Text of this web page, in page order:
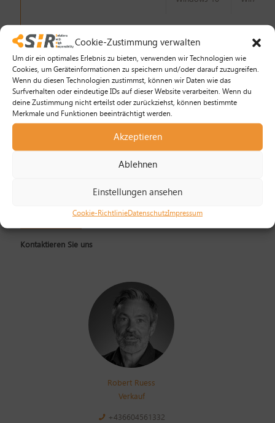
Cookie-Zustimmung verwalten
Um dir ein optimales Erlebnis zu bieten, verwenden wir Technologien wie
Cookies, um Geräteinformationen zu speichern und/oder darauf zuzugreifen.
Wenn du diesen Technologien zustimmst, können wir Daten wie das
Surfverhalten oder eindeutige IDs auf dieser Website verarbeiten. Wenn du
deine Zustimmung nicht erteilst oder zurückziehst, können bestimmte
Merkmale und Funktionen beeinträchtigt werden.
Akzeptieren
Ablehnen
Einstellungen ansehen
Cookie-RichtlinieDatenschutzImpressum
Katalog
Sie haben Fragen zur Automation von OPS-Ingersoll?
Kontaktieren Sie uns
Robert Ruess
Verkauf
+436604561332